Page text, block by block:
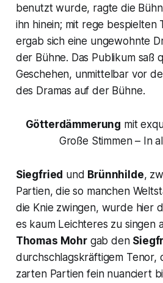
benutzt wurde, ragte die
ihn hinein; mit rege bespielten
ergab sich eine ungewohnte
der Bühne. Das Publikum saß
Geschehen, unmittelbar vor
des Dramas auf der Bühne.
Götterdämmerung mit
Große Stimmen – In
Siegfried und Brünnhilde,
Partien, die so manchen
die Knie zwingen, wurde hier
es kaum Leichteres zu singen
Thomas Mohrgab den
durchschlagskräftigem Tenor,
zarten Partien fein nuanciert